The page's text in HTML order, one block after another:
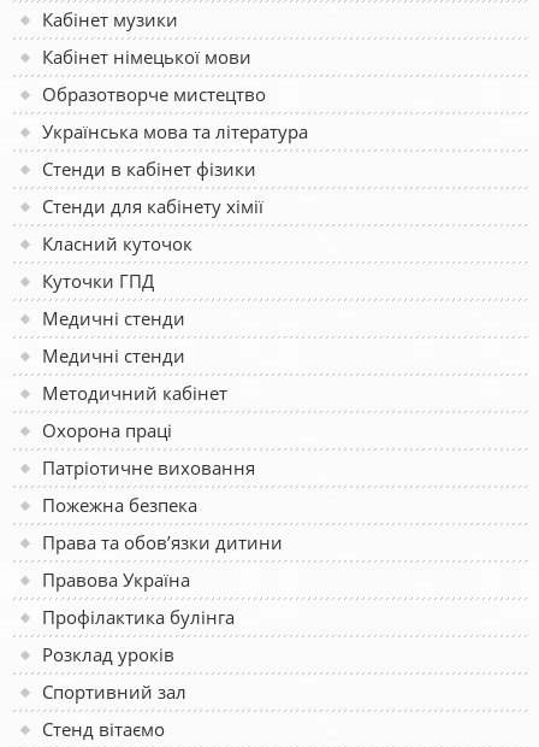
Кабінет музики
Кабінет німецької мови
Образотворче мистецтво
Українська мова та література
Стенди в кабінет фізики
Стенди для кабінету хімії
Класний куточок
Куточки ГПД
Медичні стенди
Медичні стенди
Методичний кабінет
Охорона праці
Патріотичне виховання
Пожежна безпека
Права та обов’язки дитини
Правова Україна
Профілактика булінга
Розклад уроків
Спортивний зал
Стенд вітаємо